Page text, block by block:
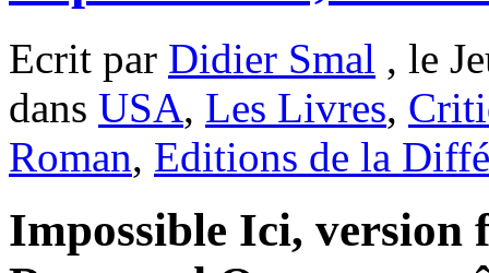
Ecrit par Didier Smal , le
dans USA, Les Livres,
Roman, Editions de la
Impossible Ici, version